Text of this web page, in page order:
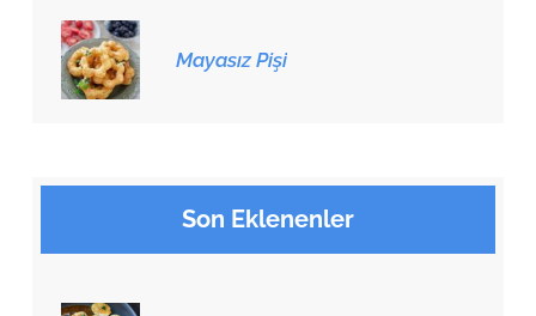
Mayasız Pişi
Son Eklenenler